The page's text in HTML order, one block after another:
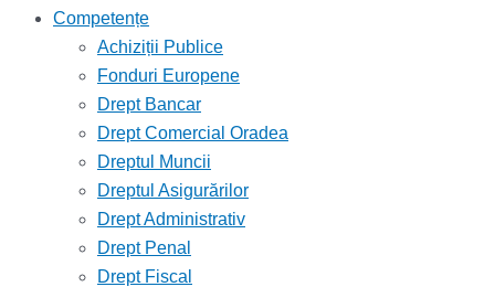
Competențe
Achiziții Publice
Fonduri Europene
Drept Bancar
Drept Comercial Oradea
Dreptul Muncii
Dreptul Asigurărilor
Drept Administrativ
Drept Penal
Drept Fiscal